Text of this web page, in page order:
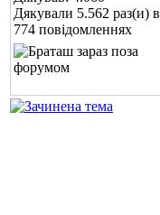
Дякували 5.562 раз(и) в
774 повідомленнях